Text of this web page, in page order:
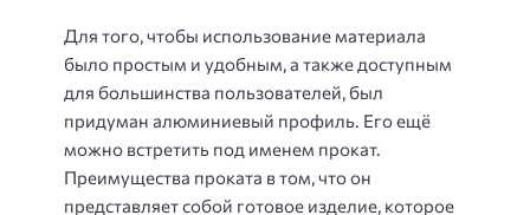
Для того, чтобы использование материала
было простым и удобным, а также доступным
для большинства пользователей, был
придуман алюминиевый профиль. Его ещё
можно встретить под именем прокат.
Преимущества проката в том, что он
представляет собой готовое изделие, которое